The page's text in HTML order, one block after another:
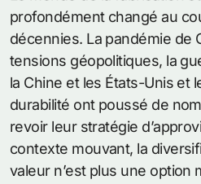
profondément changé au
décennies. La pandémie de
tensions géopolitiques, la
la Chine et les États-Unis et
durabilité ont poussé de
revoir leur stratégie
contexte mouvant, la
valeur n’est plus une option